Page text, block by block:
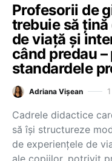
Profesorii de
trebuie să
de viață și
când predau
standardele
Adriana Vișean
Cadrele didactice
să își structureze
de experiențele de
ale copiilor, potrivit